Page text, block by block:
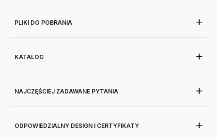
PLIKI DO POBRANIA
KATALOG
NAJCZĘŚCIEJ ZADAWANE PYTANIA
ODPOWIEDZIALNY DESIGN I CERTYFIKATY